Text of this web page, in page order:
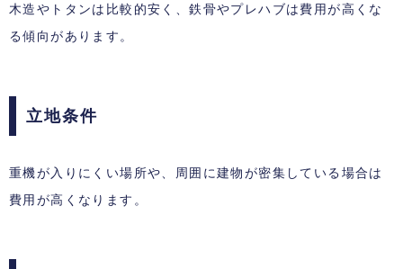
木造やトタンは比較的安く、鉄骨やプレハブは費用が高くな
る傾向があります。
立地条件
重機が入りにくい場所や、周囲に建物が密集している場合は
費用が高くなります。